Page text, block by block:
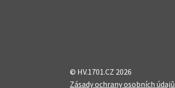
© HV.1701.CZ 2026
Zásady ochrany osobních údajů